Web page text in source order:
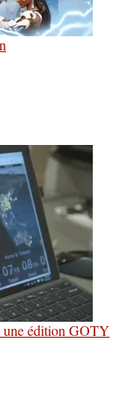
une édition GOTY